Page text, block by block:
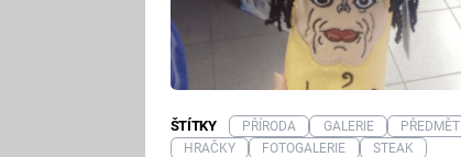
ŠTÍTKY PŘÍRODA GALERIE
PŘEDMĚT
HRAČKY
FOTOGALERIE
STEAK